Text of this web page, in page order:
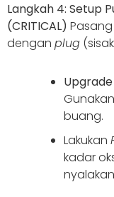
Langkah 4: Setup
(CRITICAL)
dengan plug
Gunakan
buang.
Lakukan
kadar